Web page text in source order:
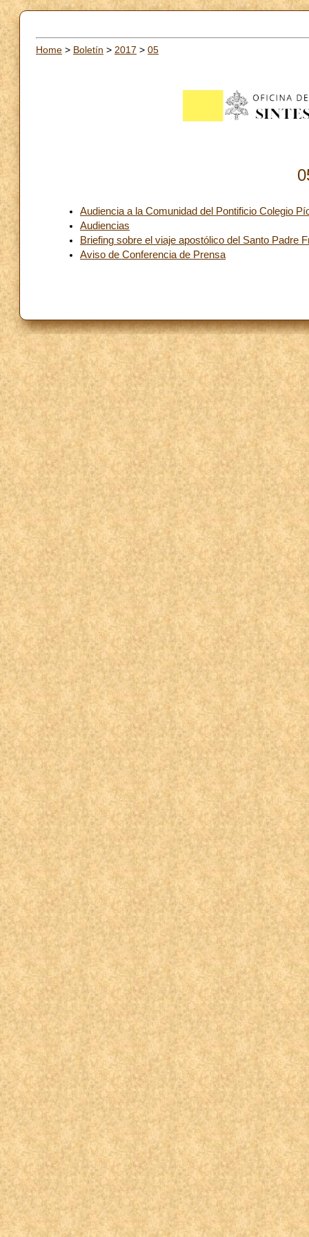
Home > Boletín > 2017 > 05
Audiencia a la Comunidad del Pontificio Colegio
Audiencias
Briefing sobre el viaje apostólico del Santo Padre
Aviso de Conferencia de Prensa